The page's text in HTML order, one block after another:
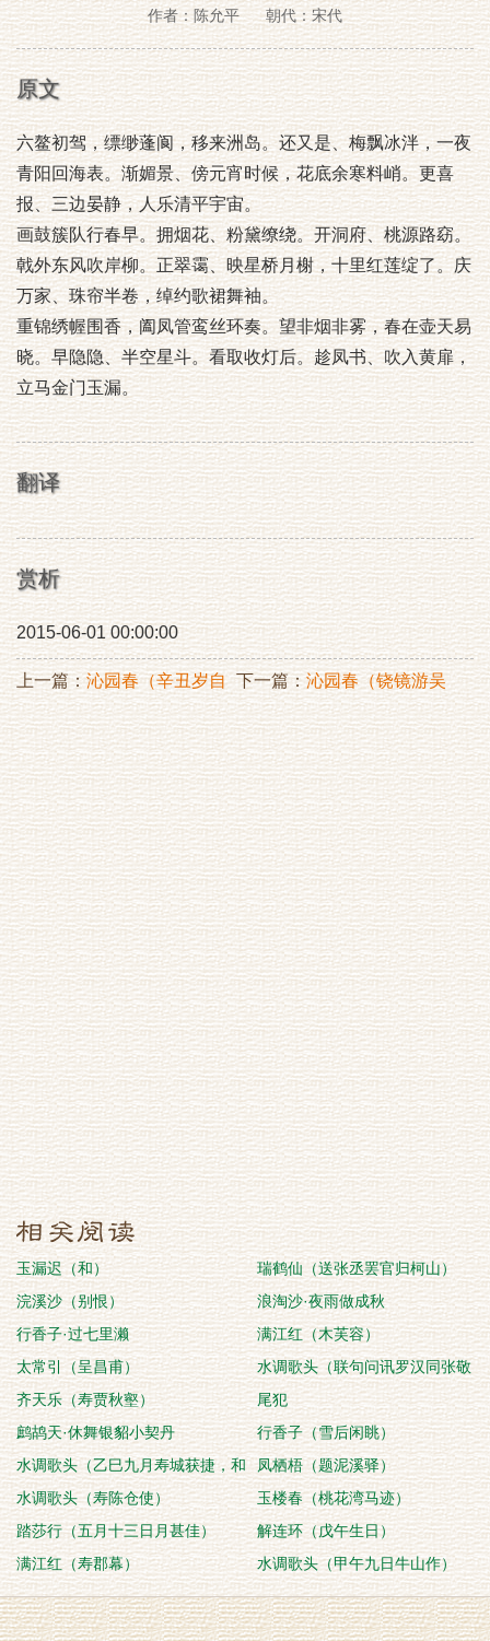
作者：陈允平 朝代：宋代
原文
六鳌初驾，缥缈蓬阆，移来洲岛。还又是、梅飘冰泮，一夜
青阳回海表。渐媚景、傍元宵时候，花底余寒料峭。更喜
报、三边晏静，人乐清平宇宙。
画鼓簇队行春早。拥烟花、粉黛缭绕。开洞府、桃源路窈。
戟外东风吹岸柳。正翠霭、映星桥月榭，十里红莲绽了。庆
万家、珠帘半卷，绰约歌裙舞袖。
重锦绣幄围香，阖凤管鸾丝环奏。望非烟非雾，春在壶天易
晓。早隐隐、半空星斗。看取收灯后。趁凤书、吹入黄扉，
立马金门玉漏。
翻译
赏析
2015-06-01 00:00:00
上一篇：沁园春（辛丑岁自
寿）
下一篇：沁园春（铙镜游吴
中）
玉漏迟（和）
瑞鹤仙（送张丞罢官归柯山）
浣溪沙（别恨）
浪淘沙·夜雨做成秋
行香子·过七里濑
满江红（木芙容）
太常引（呈昌甫）
水调歌头（联句问讯罗汉同张敬
夫）
齐天乐（寿贾秋壑）
尾犯
鹧鸪天·休舞银貂小契丹
行香子（雪后闲眺）
水调歌头（乙巳九月寿城获捷，和
傅山父凯歌韵）
凤栖梧（题泥溪驿）
水调歌头（寿陈仓使）
玉楼春（桃花湾马迹）
踏莎行（五月十三日月甚佳）
解连环（戊午生日）
满江红（寿郡幕）
水调歌头（甲午九日牛山作）